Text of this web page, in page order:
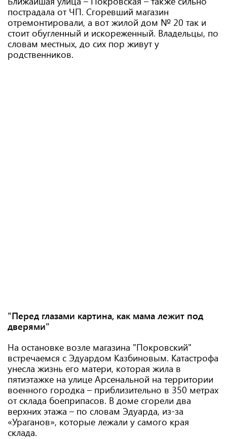
пострадала от ЧП. Сгоревший магазин
отремонтировали, а вот жилой дом № 20 так и
стоит обугленный и искореженный. Владельцы, по
словам местных, до сих пор живут у
родственников.
"Перед глазами картина, как мама лежит под
дверями"
На остановке возле магазина "Покровский"
встречаемся с Эдуардом Казбиновым. Катастрофа
унесла жизнь его матери, которая жила в
пятиэтажке на улице Арсенальной на территории
военного городка – приблизительно в 350 метрах
от склада боеприпасов. В доме сгорели два
верхних этажа – по словам Эдуарда, из-за
«Ураганов», которые лежали у самого края
склада.